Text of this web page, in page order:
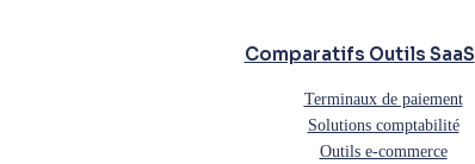
Comparatifs Outils SaaS
Terminaux de paiement
Solutions comptabilité
Outils e-commerce